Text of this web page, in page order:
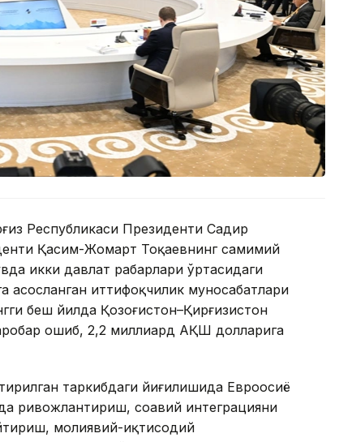
Республикаси Президенти Садир
Қасим-Жомарт Тоқаевнинг самимий
икки давлат раҳбарлари ўртасидаги
асосланган иттифоқчилик муносабатлари
беш йилда Қозоғистон–Қирғизистон
ошиб, 2,2 миллиард АҚШ долларига
таркибдаги йиғилишида Евроосиё
ривожлантириш, соҳавий интеграцияни
молиявий-иқтисодий